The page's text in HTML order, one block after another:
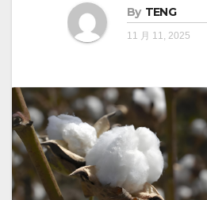
By TENG
11 月 11, 2025